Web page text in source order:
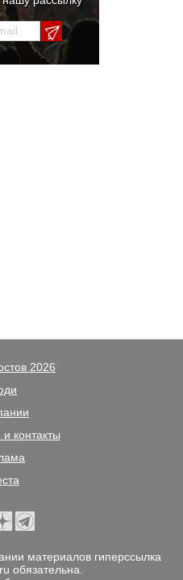
2026
контакты
материалов гиперссылка
обязательна.